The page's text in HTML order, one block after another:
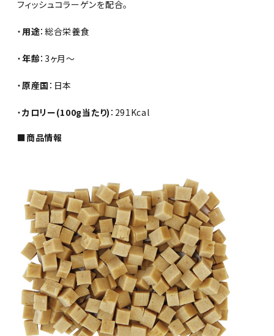
フィッシュコラーゲンを配合｡
・ 用途：総合栄養食
・年齢：3ヶ月～
・原産国 ：日本
・カロリー(100g当たり) ：291Kcal
■商品情報